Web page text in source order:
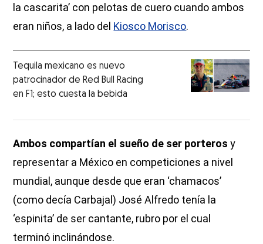
la cascarita’ con pelotas de cuero cuando ambos
eran niños, a lado del Kiosco Morisco.
Tequila mexicano es nuevo
patrocinador de Red Bull Racing
en F1; esto cuesta la bebida
Ambos compartían el sueño de ser porteros y
representar a México en competiciones a nivel
mundial, aunque desde que eran ‘chamacos’
(como decía Carbajal) José Alfredo tenía la
‘espinita’ de ser cantante, rubro por el cual
terminó inclinándose.